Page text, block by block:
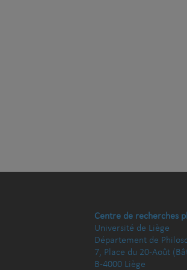
Centre de recherches
Université de Liège
Département de
7, Place du 20-Août
B-4000 Liège